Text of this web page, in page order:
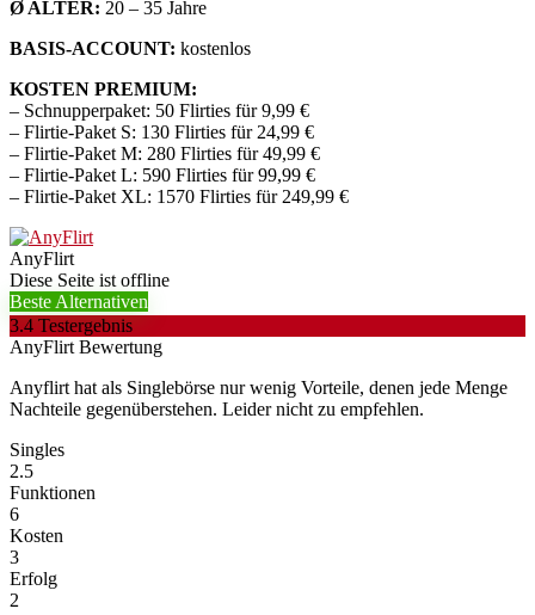
Ø ALTER: 20 – 35 Jahre
BASIS-ACCOUNT: kostenlos
KOSTEN PREMIUM:
– Schnupperpaket: 50 Flirties für 9,99 €
– Flirtie-Paket S: 130 Flirties für 24,99 €
– Flirtie-Paket M: 280 Flirties für 49,99 €
– Flirtie-Paket L: 590 Flirties für 99,99 €
– Flirtie-Paket XL: 1570 Flirties für 249,99 €
AnyFlirt
Diese Seite ist offline
Beste Alternativen
3.4 Testergebnis
AnyFlirt Bewertung
Anyflirt hat als Singlebörse nur wenig Vorteile, denen jede Menge
Nachteile gegenüberstehen. Leider nicht zu empfehlen.
Singles
2.5
Funktionen
6
Kosten
3
Erfolg
2